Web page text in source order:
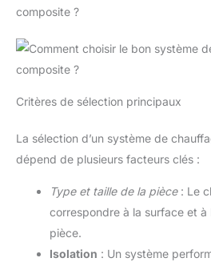
composite ?
Critères de sélection principaux
La sélection d’un système de
dépend de plusieurs facteurs clés :
Type et taille de la pièce: Le
correspondre à la surface et à
pièce.
Isolation : Un système